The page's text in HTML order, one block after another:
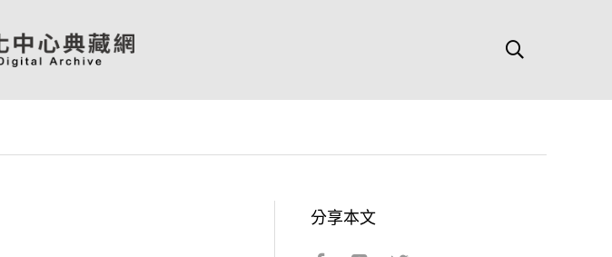
分享本文